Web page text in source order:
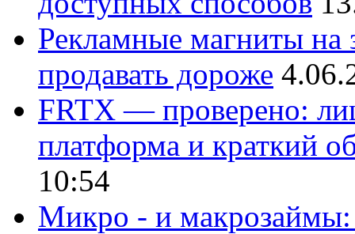
Рекламные магниты на
продавать дороже
FRTX — проверено:
платформа и краткий
10:54
Микро - и макрозаймы: